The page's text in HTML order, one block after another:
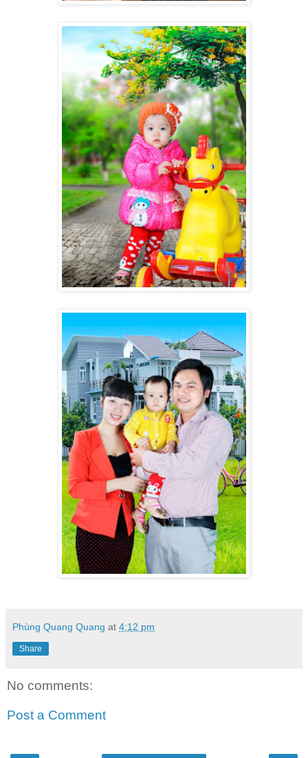
Phùng Quang Quang at 4:12 pm
Share
No comments:
Post a Comment